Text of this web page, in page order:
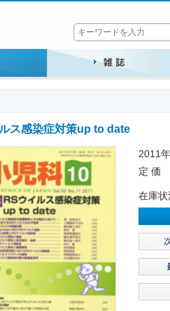
ス感染症対策up to date
2011
定 価
在庫状